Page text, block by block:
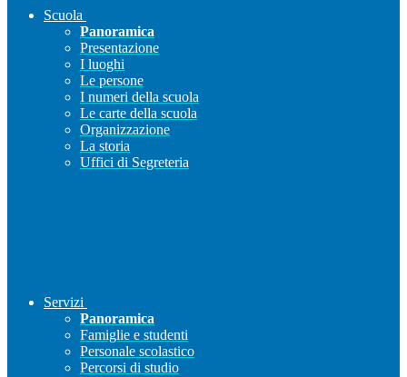
Scuola
Panoramica
Presentazione
I luoghi
Le persone
I numeri della scuola
Le carte della scuola
Organizzazione
La storia
Uffici di Segreteria
Servizi
Panoramica
Famiglie e studenti
Personale scolastico
Percorsi di studio